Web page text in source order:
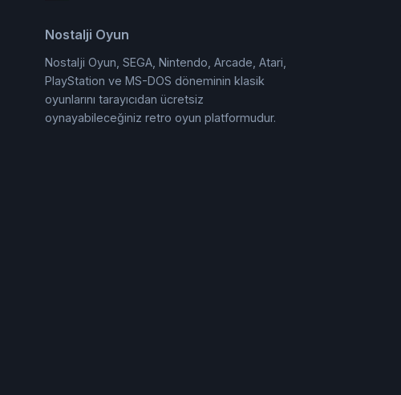
Nostalji Oyun
Nostalji Oyun, SEGA, Nintendo, Arcade, Atari,
PlayStation ve MS-DOS döneminin klasik
oyunlarını tarayıcıdan ücretsiz
oynayabileceğiniz retro oyun platformudur.